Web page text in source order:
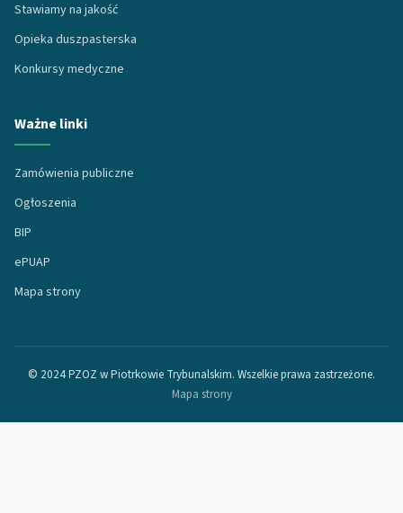
Stawiamy na jakość
Opieka duszpasterska
Konkursy medyczne
Ważne linki
Zamówienia publiczne
Ogłoszenia
BIP
ePUAP
Mapa strony
© 2024 PZOZ w Piotrkowie Trybunalskim. Wszelkie prawa zastrzeżone.
Mapa strony